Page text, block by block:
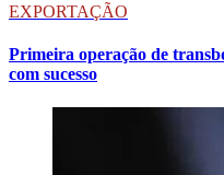
EXPORTAÇÃO
Primeira operação de
com sucesso